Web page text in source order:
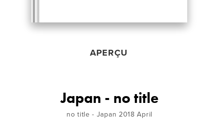
APERÇU
Japan - no title
no title - Japan 2018 April